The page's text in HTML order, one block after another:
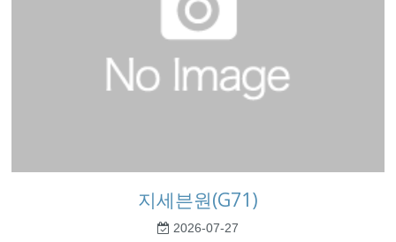
지세븐원(G71)
2026-07-27